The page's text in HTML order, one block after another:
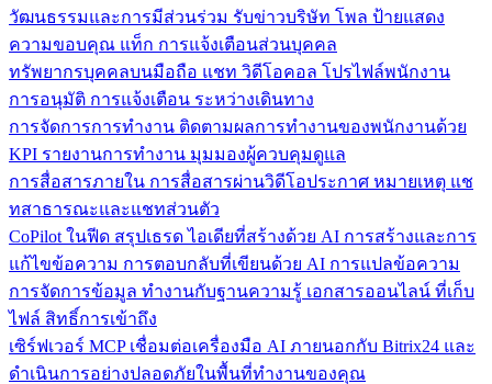
วัฒนธรรมและการมีส่วนร่วม รับข่าวบริษัท โพล ป้ายแสดง
ความขอบคุณ แท็ก การแจ้งเตือนส่วนบุคคล
ทรัพยากรบุคคลบนมือถือ แชท วิดีโอคอล โปรไฟล์พนักงาน
การอนุมัติ การแจ้งเตือน ระหว่างเดินทาง
การจัดการการทำงาน ติดตามผลการทำงานของพนักงานด้วย
KPI รายงานการทำงาน มุมมองผู้ควบคุมดูแล
การสื่อสารภายใน การสื่อสารผ่านวิดีโอประกาศ หมายเหตุ แช
ทสาธารณะและแชทส่วนตัว
CoPilot ในฟีด สรุปเธรด ไอเดียที่สร้างด้วย AI การสร้างและการ
แก้ไขข้อความ การตอบกลับที่เขียนด้วย AI การแปลข้อความ
การจัดการข้อมูล ทำงานกับฐานความรู้ เอกสารออนไลน์ ที่เก็บ
ไฟล์ สิทธิ์การเข้าถึง
เซิร์ฟเวอร์ MCP เชื่อมต่อเครื่องมือ AI ภายนอกกับ Bitrix24 และ
ดำเนินการอย่างปลอดภัยในพื้นที่ทำงานของคุณ